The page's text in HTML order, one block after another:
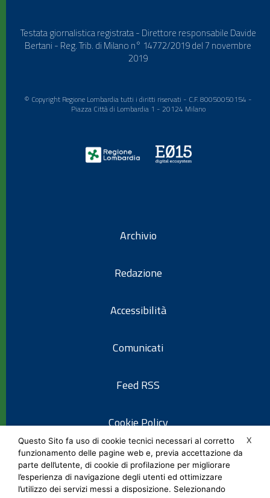
Testata giornalistica registrata - Direttore responsabile Davide
Bertani - Reg. Trib. di Milano n° 14772/2019 del 7 novembre
2019
© Copyright Regione Lombardia tutti i diritti riservati - C.F. 80050050154 -
Piazza Città di Lombardia 1 - 20124 Milano
Archivio
Redazione
Accessibilità
Comunicati
Feed RSS
Cookie Policy
Informativa privacy
X
Questo Sito fa uso di cookie tecnici necessari al corretto
funzionamento delle pagine web e, previa accettazione da
parte dell’utente, di cookie di profilazione per migliorare
l’esperienza di navigazione degli utenti ed ottimizzare
l’utilizzo dei servizi messi a disposizione. Selezionando